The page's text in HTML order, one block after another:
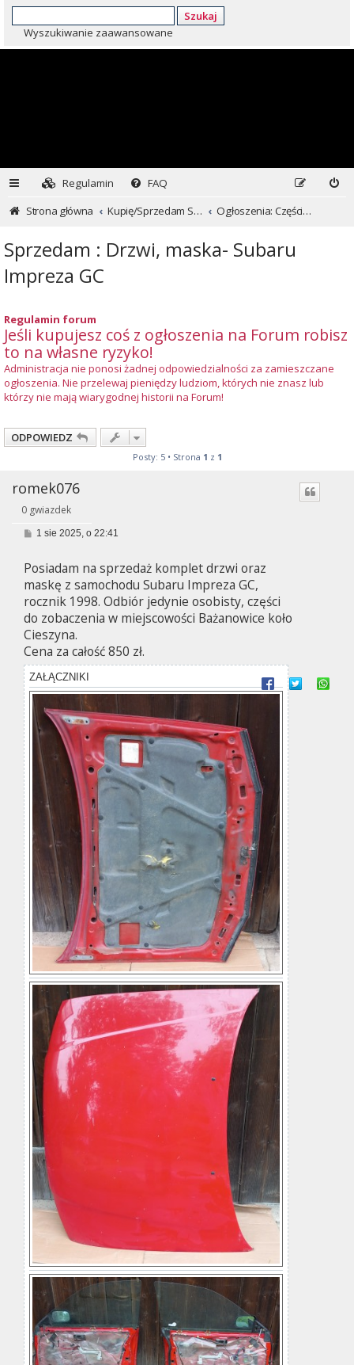
Szukaj
Wyszukiwanie zaawansowane
Regulamin
FAQ
Strona główna
Kupię/Sprzedam Subaru i nie tylko... Ogłoszenia: Części i inne
Sprzedam : Drzwi, maska- Subaru
Impreza GC
Regulamin forum
Jeśli kupujesz coś z ogłoszenia na Forum robisz
to na własne ryzyko!
Administracja nie ponosi żadnej odpowiedzialności za zamieszczane
ogłoszenia. Nie przelewaj pieniędzy ludziom, których nie znasz lub
którzy nie mają wiarygodnej historii na Forum!
ODPOWIEDZ
Posty: 5 • Strona 1 z 1
romek076
0 gwiazdek
P
t
1 sie 2025, o 22:41
Posiadam na sprzedaż komplet drzwi oraz
maskę z samochodu Subaru Impreza GC,
rocznik 1998. Odbiór jedynie osobisty, części
do zobaczenia w miejscowości Bażanowice koło
Cieszyna.
Cena za całość 850 zł.
ZAŁĄCZNIKI